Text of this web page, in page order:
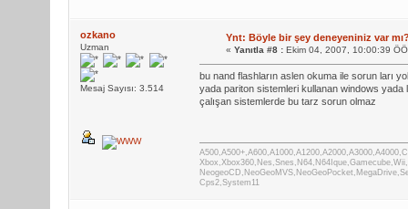
ozkano
Uzman
Mesaj Sayısı: 3.514
Ynt: Böyle bir şey deneyeniniz var
« Yanıtla #8 :Ekim 04, 2007, 10:00:39
bu nand flashların aslen okuma ile sorun ları
yada pariton sistemleri kullanan windows yada
çalışan sistemlerde bu tarz sorun olmaz
Cps2,System11